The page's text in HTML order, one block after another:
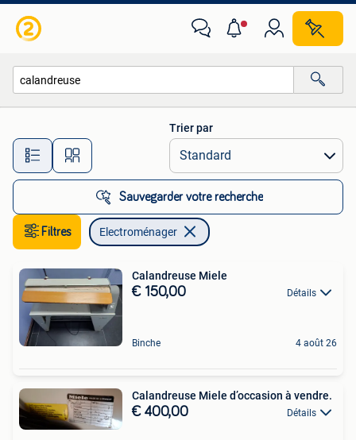
Toutes les distances…
Trier par
Sauvegarder votre recherche
Filtres Electroménager
Calandreuse Miele
€ 150,00 Détails
Binche 4 août 26
Calandreuse Miele d’occasion à vendre.
€ 400,00 Détails